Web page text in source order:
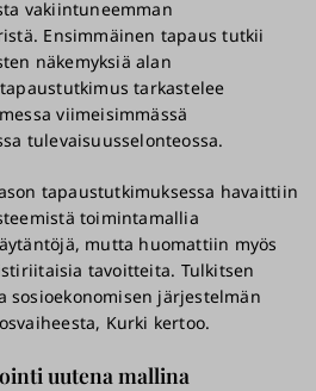
vakiintuneemman
Ensimmäinen tapaus tutkii
näkemyksiä alan
tarkastelee
viimeisimmässä
tulevaisuusselonteossa.
tapaustutkimuksessa havaittiin
toimintamallia
mutta huomattiin myös
tavoitteita. Tulkitsen
sosioekonomisen järjestelmän
Kurki kertoo.
uutena mallina